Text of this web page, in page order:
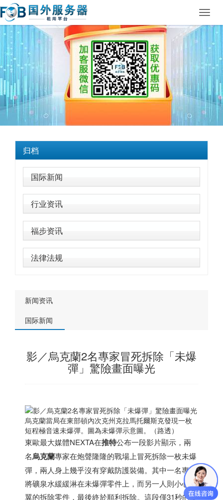
归档
国际新闻
行业资讯
福步资讯
法律法规
新闻资讯
国际新闻
影／烏克蘭2名專家冒死拆除「未爆
彈」驚險畫面曝光
烏克蘭當局在東部頓內次克州克拉馬托爾斯克發現一枚
短程極音速未爆彈。圖為未爆彈示意圖。（路透）
東歐最大媒體NEXTA在推特公布一段影片顯示，兩
名烏克蘭專家在炮聲隆隆的戰場上冒死拆除一枚未爆
彈，兩人身上幾乎沒有穿戴防護裝備。其中一名專家
將礦泉水緩緩淋在未爆彈零件上，而另一人則小心翼
翼的拆除零件，最後終於順利拆除。這段僅31秒的影